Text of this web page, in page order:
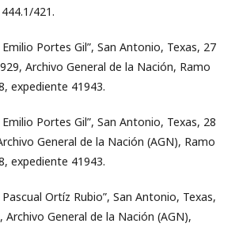
421.
Portes Gil”, San Antonio, Texas, 27
Archivo General de la Nación, Ramo
expediente 41943.
Portes Gil”, San Antonio, Texas, 28
General de la Nación (AGN), Ramo
expediente 41943.
Ortíz Rubio”, San Antonio, Texas,
Archivo General de la Nación (AGN),